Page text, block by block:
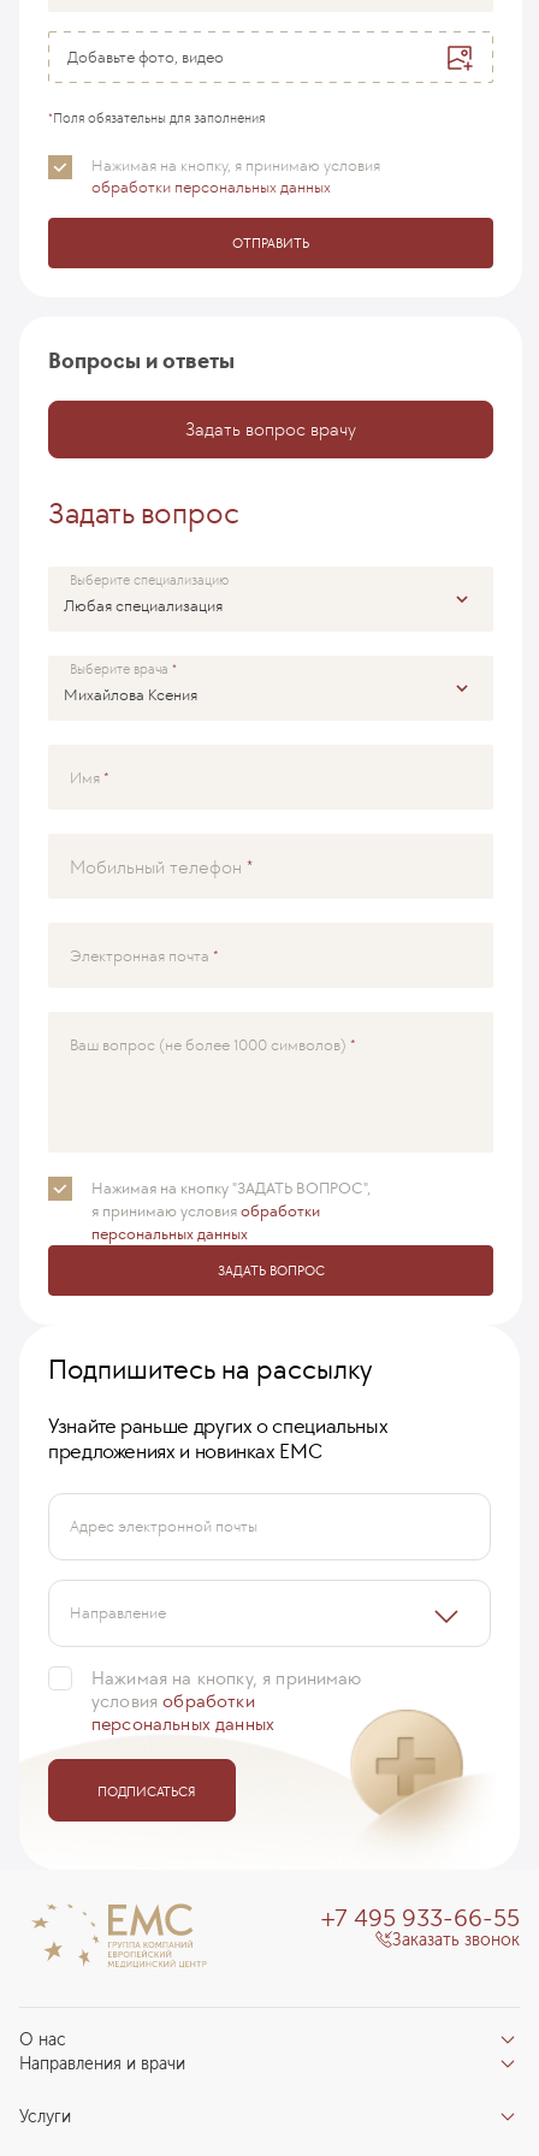
Добавьте фото, видео
*Поля обязательны для заполнения
Нажимая на кнопку, я принимаю условия
обработки персональных данных
ОТПРАВИТЬ
Вопросы и ответы
Задать вопрос врачу
Задать вопрос
Выберите специализацию
Выберите врача
Имя
Мобильный телефон
Электронная почта
Ваш вопрос (не более 1000 символов)
Нажимая на кнопку "ЗАДАТЬ ВОПРОС",
я принимаюусловияобработки
персональных данных
ЗАДАТЬ ВОПРОС
Подпишитесь на рассылку
Узнайте раньше других о специальных
предложениях и новинках ЕМС
Адрес электронной почты
Направление
Нажимая на кнопку, я принимаю
условияобработки
персональных данных
ПОДПИСАТЬСЯ
О нас
Отзывы пациентов
О клинике
Направления и врачи
Направления
Услуги
+7 495 933-66-55
Заказать звонок